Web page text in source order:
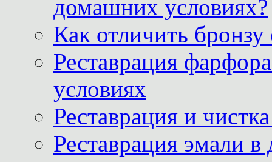
домашних условиях?
Как отличить
Реставрация
условиях
Реставрация и
Реставрация эмали